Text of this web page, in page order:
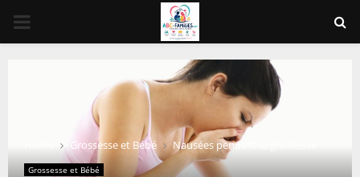
PRIMARY
Grossesse et Bébé Nausées pendant la grossesse
Grossesse et Bébé